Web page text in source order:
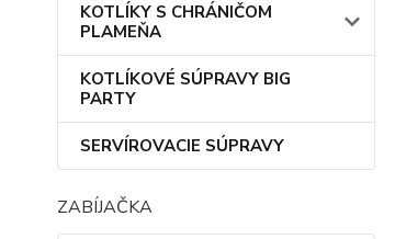
KOTLÍKY S CHRÁNIČOM
PLAMEŇA
KOTLÍKOVÉ SÚPRAVY BIG
PARTY
SERVÍROVACIE SÚPRAVY
ZABÍJAČKA